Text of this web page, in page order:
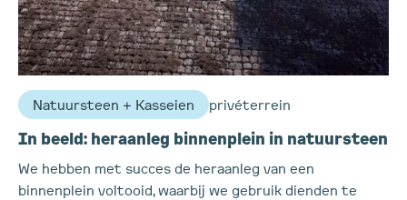
Natuursteen + Kasseien privéterrein
In beeld: heraanleg binnenplein in natuursteen
We hebben met succes de heraanleg van een
binnenplein voltooid, waarbij we gebruik dienden te